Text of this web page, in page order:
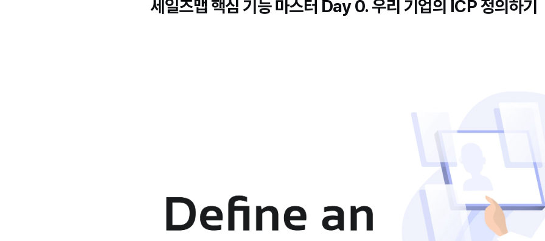
세일즈맵 핵심 기능 마스터 Day 0. 우리 기업의 ICP 정의하기